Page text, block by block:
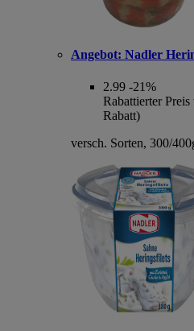
Angebot: Nadler
2.99 -21%
Rabattierter
Rabatt)
versch. Sorten, 300/